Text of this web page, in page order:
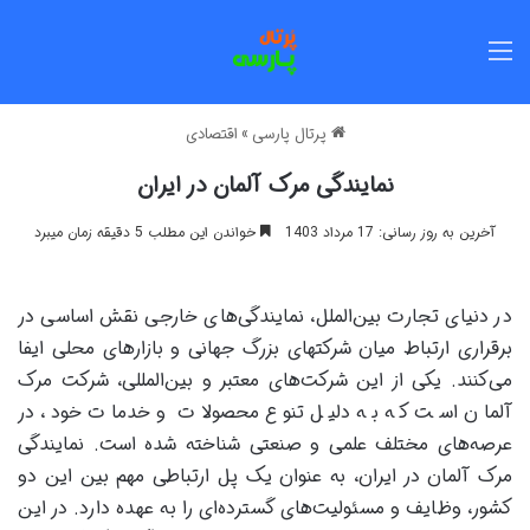
پرتال پارسی » اقتصادی
نمایندگی مرک آلمان در ایران
آخرین به روز رسانی: 17 مرداد 1403 خواندن این مطلب 5 دقیقه زمان میبرد
در دنیای تجارت بین‌الملل، نمایندگی‌های خارجی نقش اساسی در
برقراری ارتباط میان شرکتهای بزرگ جهانی و بازارهای محلی ایفا
می‌کنند. یکی از این شرکت‌های معتبر و بین‌المللی، شرکت مرک
آلمان است که به دلیل تنوع محصولات و خدمات خود، در
عرصه‌های مختلف علمی و صنعتی شناخته شده است. نمایندگی
مرک آلمان در ایران، به عنوان یک پل ارتباطی مهم بین این دو
کشور، وظایف و مسئولیت‌های گسترده‌ای را به عهده دارد. در این